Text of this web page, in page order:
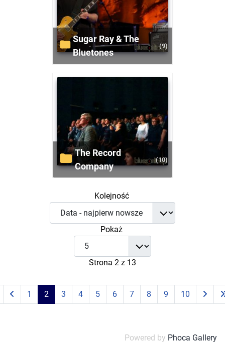
Sugar Ray & The
Bluetones
(9)
The Record
Company
(10)
Kolejność
Pokaż
Strona 2 z 13
1 2 3 4 5 6 7 8 9 10
Powered by Phoca Gallery